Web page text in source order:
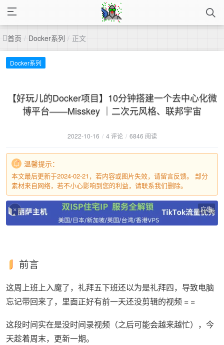
首页 / Docker系列 / 正文
Docker系列
【好玩儿的Docker项目】10分钟搭建一个去中心化微
博平台——Misskey ｜二次元风格、联邦宇宙
2022-10-16 / 4 评论 / 6846 阅读
温馨提示：
本文最后更新于2024-02-21，若内容或图片失效，请留言反馈。 部分
素材来自网络，若不小心影响到您的利益，请联系我们删除。
× 广告
前言
这周上班上入魔了，礼拜五下班还以为是礼拜四，导致电脑
忘记带回来了，里面正好有前一天还没剪辑的视频 = =
这段时间实在是没时间录视频（之后可能会越来越忙），今
天趁着周末，更新一期。